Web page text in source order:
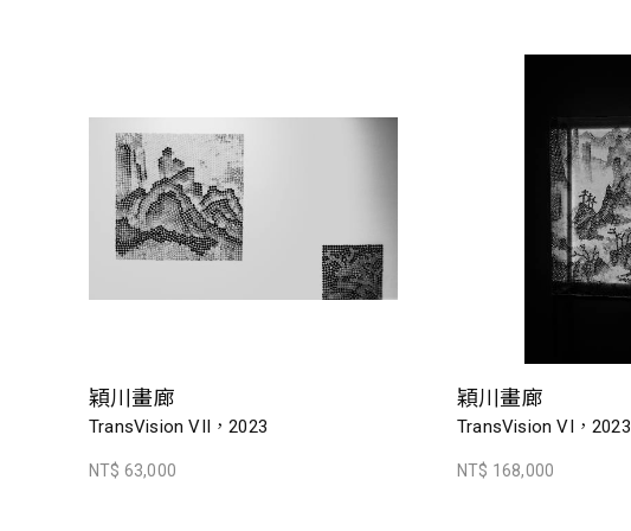
穎川畫廊
TransVision VII，2023
NT$ 63,000
穎川畫廊
TransVision VI，2023
NT$ 168,000